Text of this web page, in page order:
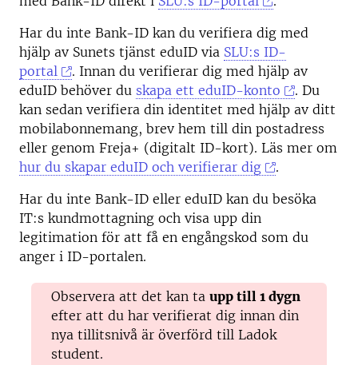
Har du inte Bank-ID kan du verifiera dig med
hjälp av Sunets tjänst eduID via SLU:s ID-
portal
. Innan du verifierar dig med hjälp av
eduID behöver du skapa ett eduID-konto
. Du
kan sedan verifiera din identitet med hjälp av ditt
mobilabonnemang, brev hem till din postadress
eller genom Freja+ (digitalt ID-kort). Läs mer om
hur du skapar eduID och verifierar dig
.
Har du inte Bank-ID eller eduID kan du besöka
IT:s kundmottagning och visa upp din
legitimation för att få en engångskod som du
anger i ID-portalen.
Observera att det kan ta upp till 1 dygn
efter att du har verifierat dig innan din
nya tillitsnivå är överförd till Ladok
student.